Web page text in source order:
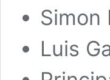
Simon
Luis